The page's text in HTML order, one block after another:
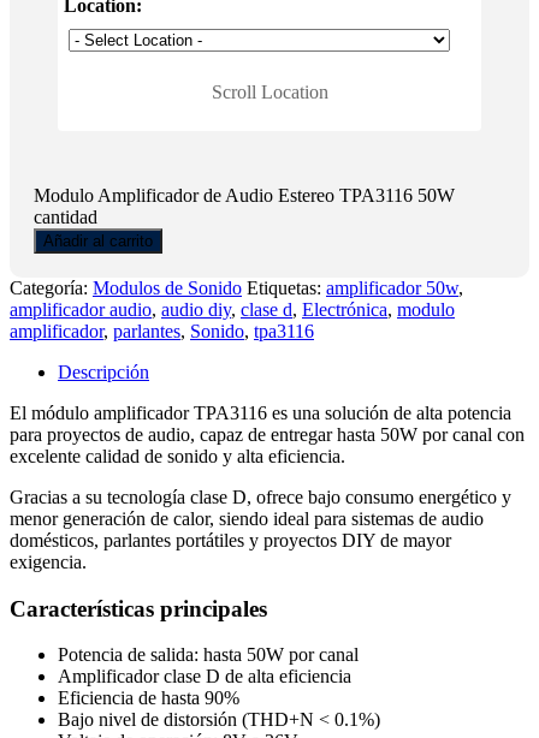
Location:
Scroll Location
Modulo Amplificador de Audio Estereo TPA3116 50W
cantidad
Añadir al carrito
Categoría: Modulos de Sonido Etiquetas: amplificador 50w,
amplificador audio, audio diy, clase d, Electrónica, modulo
amplificador, parlantes, Sonido, tpa3116
Descripción
El módulo amplificador TPA3116 es una solución de alta potencia
para proyectos de audio, capaz de entregar hasta 50W por canal con
excelente calidad de sonido y alta eficiencia.
Gracias a su tecnología clase D, ofrece bajo consumo energético y
menor generación de calor, siendo ideal para sistemas de audio
domésticos, parlantes portátiles y proyectos DIY de mayor
exigencia.
Características principales
Potencia de salida: hasta 50W por canal
Amplificador clase D de alta eficiencia
Eficiencia de hasta 90%
Bajo nivel de distorsión (THD+N < 0.1%)